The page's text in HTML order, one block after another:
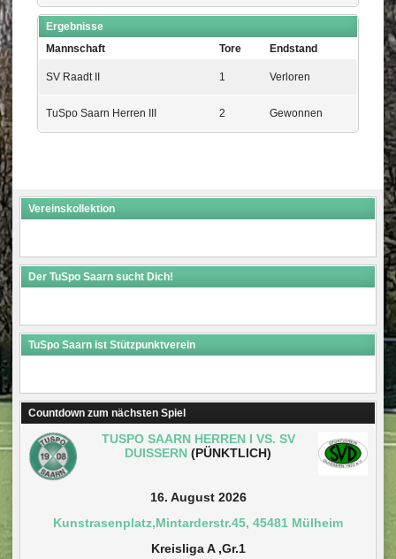
Ergebnisse
Mannschaft
Tore Endstand
SV Raadt II 1 Verloren
TuSpo Saarn Herren III 2 Gewonnen
Vereinskollektion
Der TuSpo Saarn sucht Dich!
TuSpo Saarn ist Stützpunktverein
Countdown zum nächsten Spiel
TUSPO SAARN HERREN I VS. SV
DUISSERN (PÜNKTLICH)
16. August 2026
Kunstrasenplatz,Mintarderstr.45, 45481 Mülheim
Kreisliga A ,Gr.1